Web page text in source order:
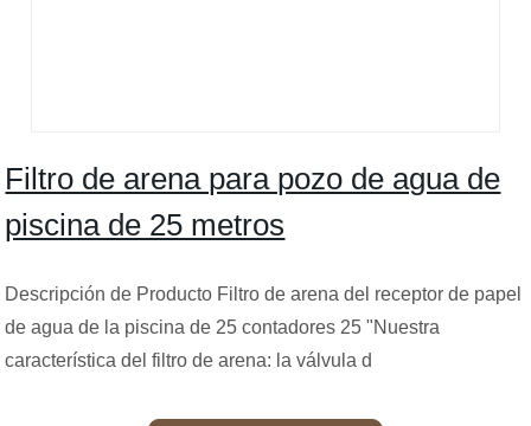
Filtro de arena para pozo de agua de
piscina de 25 metros
Descripción de Producto Filtro de arena del receptor de papel
de agua de la piscina de 25 contadores 25 "Nuestra
característica del filtro de arena: la válvula d